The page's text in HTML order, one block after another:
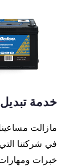
خدمة
مازالت
في شركتنا
خبرات